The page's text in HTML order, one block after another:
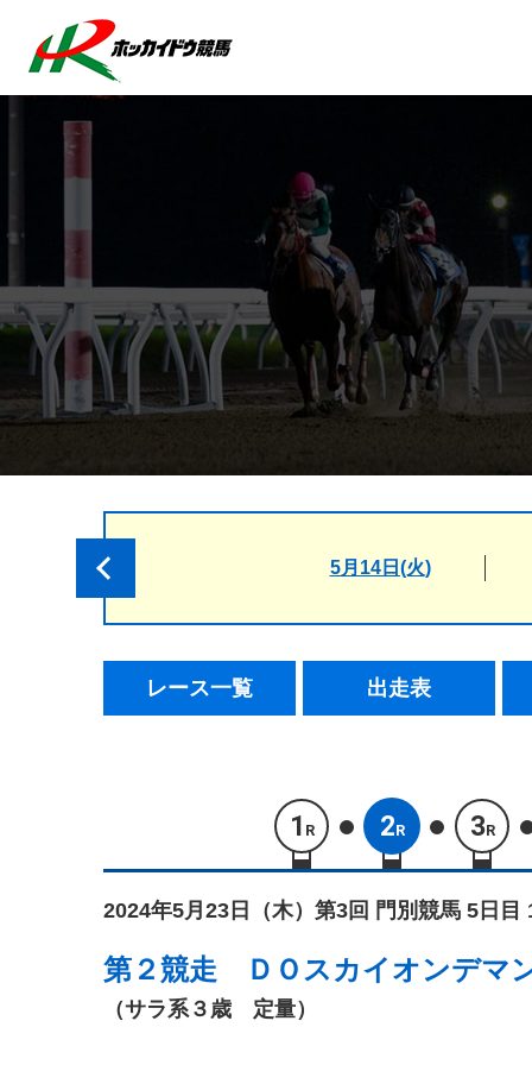
5月14日(火)
レース一覧 出走表
1 R 2R 3R
2024年5月23日（木） 第3回 門別競馬 5日
第２競走 ＤＯスカイオンデマ
（サラ系３歳 定量）